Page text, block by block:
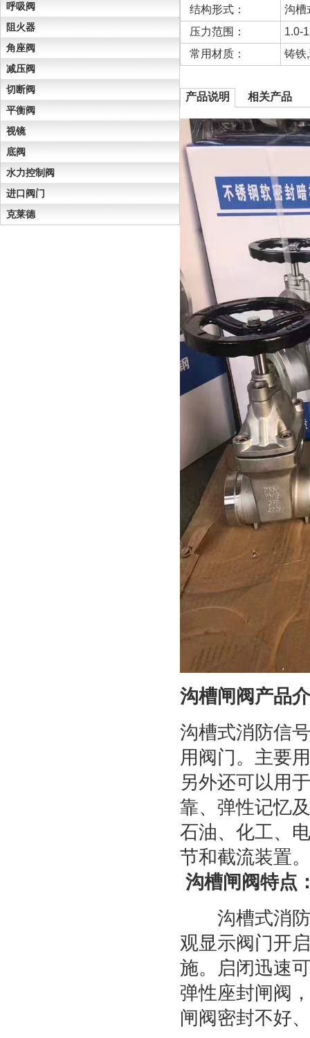
呼吸阀
阻火器
角座阀
减压阀
切断阀
平衡阀
视镜
底阀
水力控制阀
进口阀门
克莱德
结构形式：
沟槽
压力范围：
1.0-
常用材质：
铸铁
产品说明 相关产品
沟槽闸阀产品
沟槽式消防信
用阀门。主要
另外还可以用
靠、弹性记忆
石油、化工、
节和截流装置。
沟槽闸阀特点
沟槽式消防
观显示阀门开
施。启闭迅速
弹性座封闸阀
闸阀密封不好